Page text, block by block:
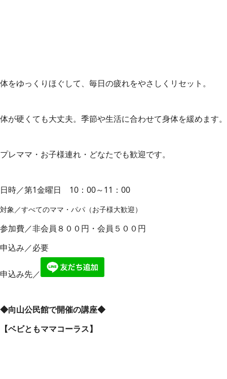
体をゆっくりほぐして、毎日の疲れをやさしくリセット。
体が硬くても大丈夫。季節や生活に合わせて身体を緩めます。
プレママ・お子様連れ・どなたでも歓迎です。
日時／第1金曜日 10：00～11：00
対象／すべてのママ・パパ（お子様大歓迎）
参加費／非会員８００円・会員５００円
申込み／必要
申込み先／
◆向山公民館で開催の講座◆
【ベビともママコーラス】